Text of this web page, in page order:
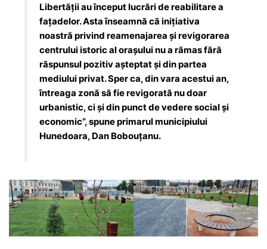
Libertăţii au început lucrări de reabilitare a
faţadelor. Asta înseamnă că iniţiativa
noastră privind reamenajarea şi revigorarea
centrului istoric al oraşului nu a rămas fără
răspunsul pozitiv aşteptat şi din partea
mediului privat. Sper ca, din vara acestui an,
întreaga zonă să fie revigorată nu doar
urbanistic, ci şi din punct de vedere social şi
economic”, spune primarul municipiului
Hunedoara, Dan Bobouţanu.